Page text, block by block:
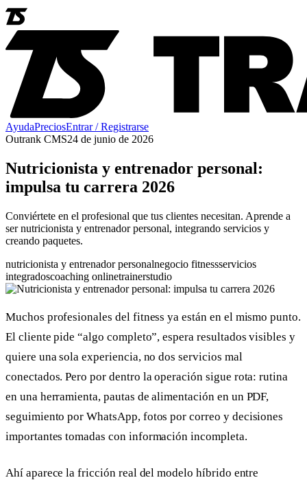
AyudaPreciosEntrar / Registrarse
Outrank CMS24 de junio de 2026
Nutricionista y entrenador personal:
impulsa tu carrera 2026
Conviértete en el profesional que tus clientes necesitan. Aprende a
ser nutricionista y entrenador personal, integrando servicios y
creando paquetes.
nutricionista y entrenador personalnegocio fitnessservicios
integradoscoaching onlinetrainerstudio
Muchos profesionales del fitness ya están en el mismo punto.
El cliente pide “algo completo”, espera resultados visibles y
quiere una sola experiencia, no dos servicios mal
conectados. Pero por dentro la operación sigue rota: rutina
en una herramienta, pautas de alimentación en un PDF,
seguimiento por WhatsApp, fotos por correo y decisiones
importantes tomadas con información incompleta.
Ahí aparece la fricción real del modelo híbrido entre